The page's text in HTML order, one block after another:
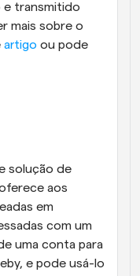
e transmitido
mais sobre o
artigo ou pode
solução de
aos
em
com um
uma conta para
e pode usá-lo